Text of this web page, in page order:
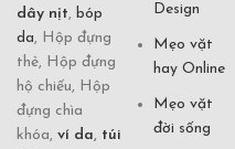
dây nịt, bóp
da, Hộp đựng
thẻ, Hộp đựng
hộ chiếu, Hộp
đựng chìa
khóa, ví da, túi
Design
Mẹo vặt
hay Online
Mẹo vặt
đời sống